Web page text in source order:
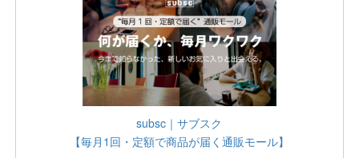
subsc｜サブスク
【毎月1回・定額で商品が届く通販モール】